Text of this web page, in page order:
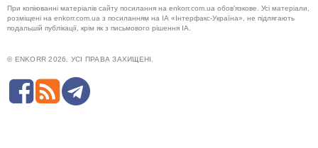
При копіюванні матеріалів сайту посилання на enkorr.com.ua обов'язкове. Усі матеріали,
розміщені на enkorr.com.ua з посиланням на ІА «Інтерфакс-Україна», не підлягають
подальшій публікації, крім як з письмового рішення ІА.
© ENKORR 2026. УСІ ПРАВА ЗАХИЩЕНІ.